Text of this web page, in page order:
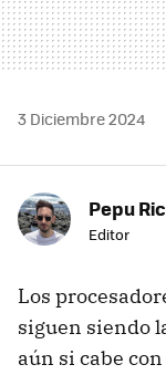
3 Diciembre 2024
Pepu
Editor
Los
siguen siendo
aún si cabe